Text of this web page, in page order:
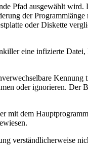
Pfad ausgewählt
der
oder Diskette
eine infizierte
oder ignorieren. Der
mit dem
verständlicherweise